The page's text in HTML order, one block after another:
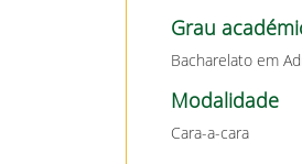
Grau
Bacharelato em
Modalidade
Cara-a-cara